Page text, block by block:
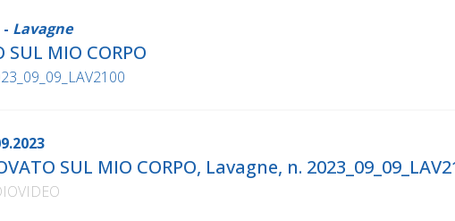
Lavagne
SUL MIO CORPO
SUL MIO CORPO, Lavagne, n.